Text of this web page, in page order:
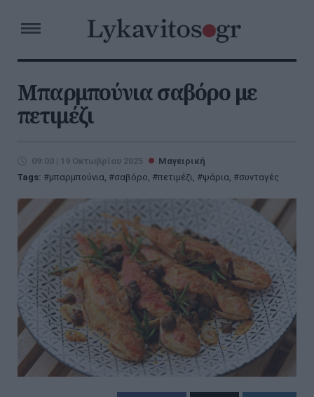
Μπαρμπούνια σαβόρο με
πετιμέζι
09:00 | 19 Οκτωβρίου 2025
Μαγειρική
Tags:
μπαρμπούνια, σαβόρο, πετιμέζι, ψάρια, συνταγές